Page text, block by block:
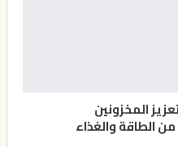
المخزونين
من الطاقة والغذاء